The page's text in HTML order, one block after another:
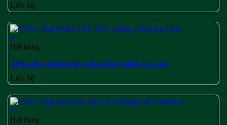
Liên hệ
+
Hết hàng
Viên Uống Potent PSP 3IN1 Đông Trùng Hạ Thảo
Liên hệ
+
Hết hàng